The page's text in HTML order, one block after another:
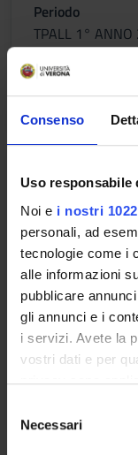
Consenso
Uso responsabile
Noi e i nostri
personali, ad
tecnologie come i
alle informazioni
pubblicare
gli annunci e i
i servizi. Avete la
vostri dati e per
privacy sono
modificare o
momento dalla
Necessari
Periodo
TPALL 1° ANNO
Sede
TRENTO
MEDICINA
CHIMICO
Crediti
2
Periodo
TPALL 1°
Sede
TRENTO